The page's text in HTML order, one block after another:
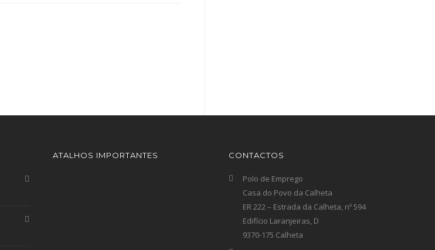
ATALHOS IMPORTANTES CONTACTOS
Polo de Emprego
Casa do Povo da Calheta
ER 222 – Estrada da Calheta, nº 594
Edifício Laranjeiras, D
9370-175 Calheta